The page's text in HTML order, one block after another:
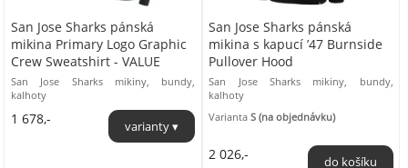
San Jose Sharks pánská
mikina Primary Logo Graphic
Crew Sweatshirt - VALUE
San Jose Sharks mikiny, bundy,
kalhoty
1 678,-
San Jose Sharks pánská
mikina s kapucí ’47 Burnside
Pullover Hood
San Jose Sharks mikiny, bundy,
kalhoty
VariantaS (na objednávku)
2 026,-